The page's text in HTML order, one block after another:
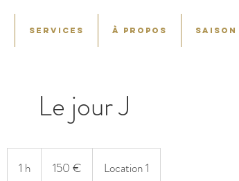
Services À propos
Le jour J
1 h 150 € Location 1